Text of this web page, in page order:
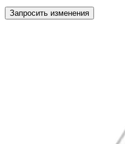
Запросить изменения